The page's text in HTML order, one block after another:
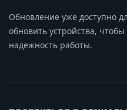
Обновление уже доступно
обновить устройства,
надежность работы.